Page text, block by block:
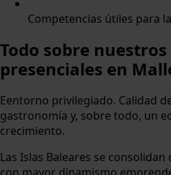
Competencias útiles para
Todo sobre nuestros
presenciales en
Eentorno privilegiado. Calidad
gastronomía y, sobre todo, un
crecimiento.
Las Islas Baleares se